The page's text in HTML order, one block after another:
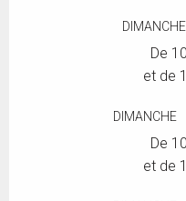
DIMANCHE
De
et de
DIMANCHE
De
et de